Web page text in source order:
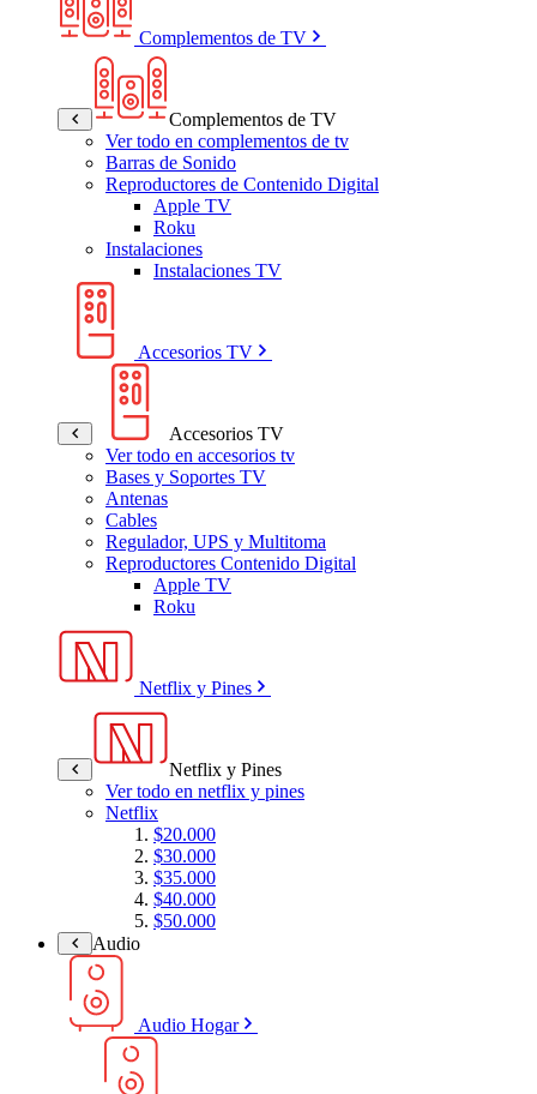
Complementos de TV
Complementos de TV
Ver todo en complementos de tv
Barras de Sonido
Reproductores de Contenido Digital
Apple TV
Roku
Instalaciones
Instalaciones TV
Accesorios TV
Accesorios TV
Ver todo en accesorios tv
Bases y Soportes TV
Antenas
Cables
Regulador, UPS y Multitoma
Reproductores Contenido Digital
Apple TV
Roku
Netflix y Pines
Netflix y Pines
Ver todo en netflix y pines
Netflix
$20.000
$30.000
$35.000
$40.000
$50.000
Audio
Audio Hogar